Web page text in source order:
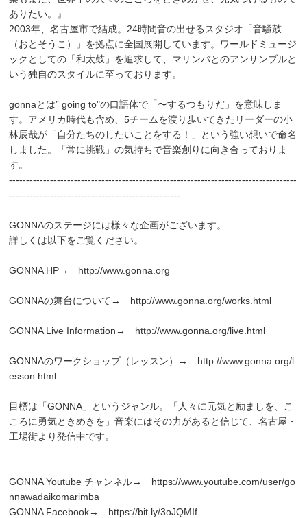
ありたい。』
2003年、名古屋市で結成。24時間音の出せるスタジオ「音騒鼓
（おとそうこ）」を拠点に全国展開しています。ワールドミュージ
ックとしての「和太鼓」を追求して、マリンバとのアンサンブルと
いう独自のスタイルに至っております。
gonnaとは” going to"の口語体で「〜するつもりだ」を意味しま
す。アメリカ時代も含め、5チームを渡り歩いてきたリーダーの小
林辰哉が「自分たちのしたいことをする！」という強い想いで命名
しました。「常に挑戦」の気持ちで音楽創りに向き合っておりま
す。
------------------------------------------------------------------------------------
--------------------------------------------------
GONNAのステージには様々な企画がございます。
詳しくは以下をご覧ください。
GONNA HP→ http://www.gonna.org
GONNAの舞台について→ http://www.gonna.org/works.html
GONNA Live Information→ http://www.gonna.org/live.html
GONNAのワークショップ（レッスン）→ http://www.gonna.org/l
esson.html
目標は「GONNA」というジャンル。「人々に元気と励ましを、こ
ころに勇気ときめきを」音楽にはその力があると信じて、名古屋・
工場街より発信中です。
GONNA Youtube チャンネル→ https://www.youtube.com/user/go
nnawadaikomarimba
GONNA Facebook→ https://bit.ly/3oJQMIf